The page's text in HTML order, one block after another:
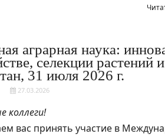
аграрная наука:
селекции растений и
31 июля 2026 г.
27.03.2026
коллеги!
вас принять участие в